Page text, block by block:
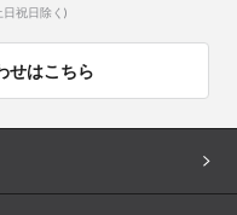
祝日除く)
せはこちら